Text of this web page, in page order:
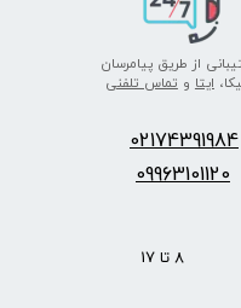
از طریق پیامرسان
ایتا وتماس تلفنی
02174391984
09963101120
17